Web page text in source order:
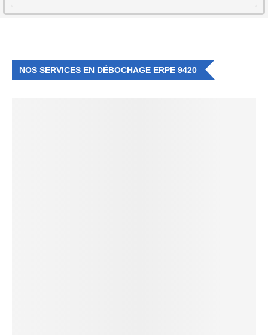
NOS SERVICES EN DÉBOCHAGE ERPE 9420